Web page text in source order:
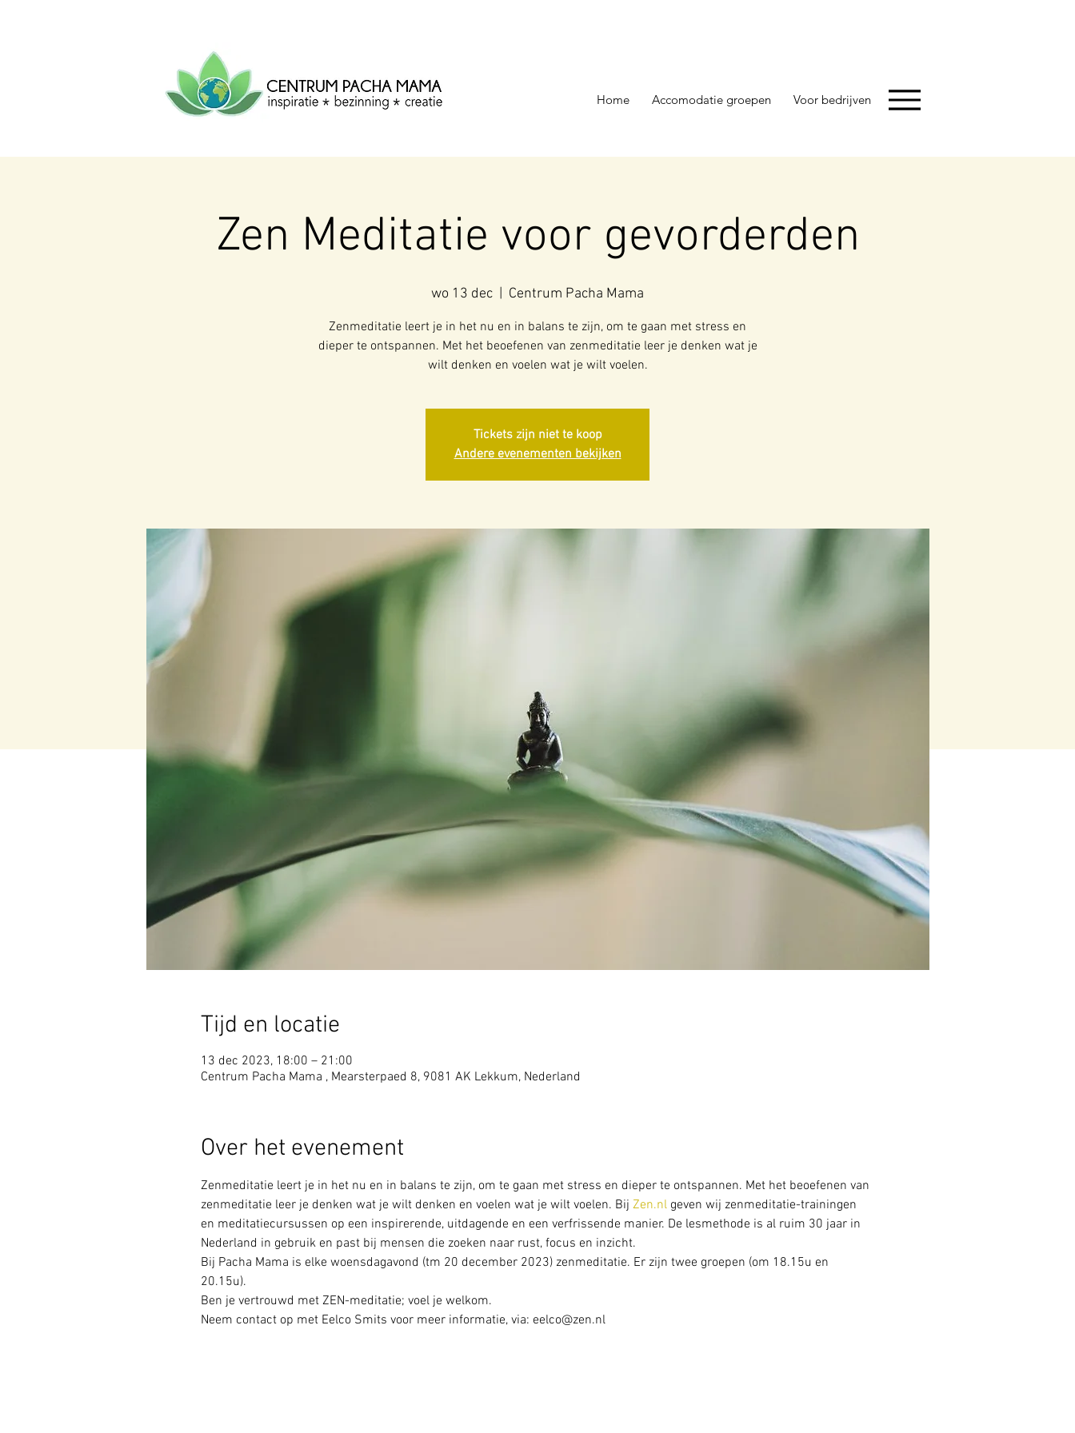
CENTRUM
PACHA
MAMA Centrum voor inspiratie, bezinning &
creatie.
Home Accomodatie groepen Voor bedrijven
Zen Meditatie voor gevorderden
wo 13 dec Centrum Pacha Mama
Zenmeditatie leert je in het nu en in balans te zijn, om te gaan met stress en
dieper te ontspannen. Met het beoefenen van zenmeditatie leer je denken wat je
wilt denken en voelen wat je wilt voelen.
Tickets zijn niet te koop
Andere evenementen bekijken
Tijd en locatie
13 dec 2023, 18:00 – 21:00
Centrum Pacha Mama , Mearsterpaed 8, 9081 AK Lekkum, Nederland
Over het evenement
Zenmeditatie leert je in het nu en in balans te zijn, om te gaan met stress en dieper te ontspannen. Met het beoefenen van
zenmeditatie leer je denken wat je wilt denken en voelen wat je wilt voelen. Bij Zen.nl geven wij zenmeditatie-trainingen
en meditatiecursussen op een inspirerende, uitdagende en een verfrissende manier. De lesmethode is al ruim 30 jaar in
Nederland in gebruik en past bij mensen die zoeken naar rust, focus en inzicht.
Bij Pacha Mama is elke woensdagavond (tm 20 december 2023) zenmeditatie. Er zijn twee groepen (om 18.15u en
20.15u).
Ben je vertrouwd met ZEN-meditatie; voel je welkom.
Neem contact op met Eelco Smits voor meer informatie, via: eelco@zen.nl